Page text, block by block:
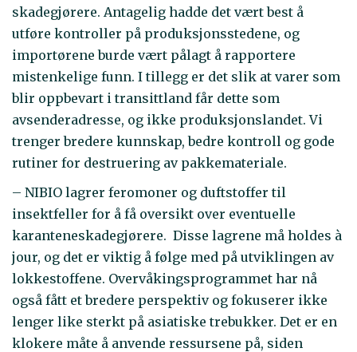
skadegjørere. Antagelig hadde det vært best å
utføre kontroller på produksjonsstedene, og
importørene burde vært pålagt å rapportere
mistenkelige funn. I tillegg er det slik at varer som
blir oppbevart i transittland får dette som
avsenderadresse, og ikke produksjonslandet. Vi
trenger bredere kunnskap, bedre kontroll og gode
rutiner for destruering av pakkemateriale.
– NIBIO lagrer feromoner og duftstoffer til
insektfeller for å få oversikt over eventuelle
karanteneskadegjørere. Disse lagrene må holdes à
jour, og det er viktig å følge med på utviklingen av
lokkestoffene. Overvåkingsprogrammet har nå
også fått et bredere perspektiv og fokuserer ikke
lenger like sterkt på asiatiske trebukker. Det er en
klokere måte å anvende ressursene på, siden